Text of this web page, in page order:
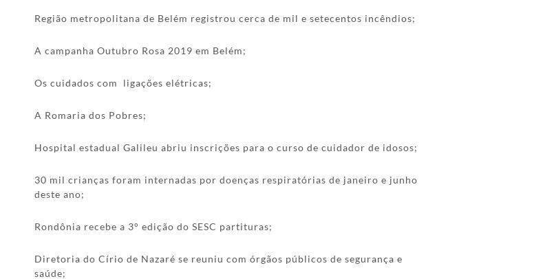
Região metropolitana de Belém registrou cerca de mil e setecentos incêndios;
A campanha Outubro Rosa 2019 em Belém;
Os cuidados com ligações elétricas;
A Romaria dos Pobres;
Hospital estadual Galileu abriu inscrições para o curso de cuidador de idosos;
30 mil crianças foram internadas por doenças respiratórias de janeiro e junho
deste ano;
Rondônia recebe a 3° edição do SESC partituras;
Diretoria do Círio de Nazaré se reuniu com órgãos públicos de segurança e
saúde;